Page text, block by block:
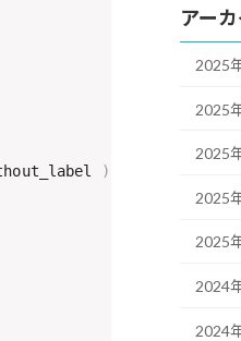
)
アー
2025
2025
2025
2025
2025
2024
2024